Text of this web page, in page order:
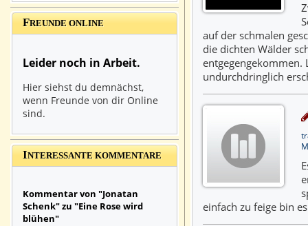
auf der schmalen
die dichten Wälder
entgegengekommen.
undurchdringlich
einfach zu feige bin
FREUNDE ONLINE
Leider noch in Arbeit.
Hier siehst du demnächst,
wenn Freunde von dir Online
sind.
INTERESSANTE KOMMENTARE
Kommentar von "Jonatan
Schenk" zu "Eine Rose wird
blühen"